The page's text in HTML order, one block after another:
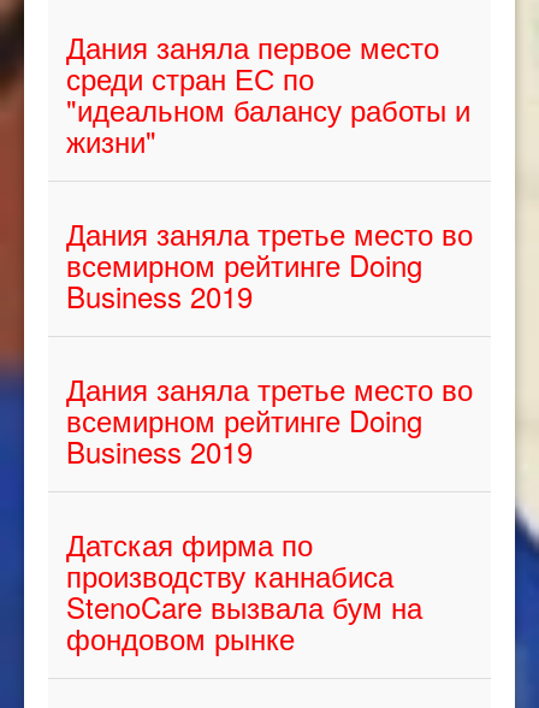
Дания заняла первое место
среди стран ЕС по
"идеальном балансу работы и
жизни"
Дания заняла третье место во
всемирном рейтинге Doing
Business 2019
Дания заняла третье место во
всемирном рейтинге Doing
Business 2019
Датская фирма по
производству каннабиса
StenoCare вызвала бум на
фондовом рынке